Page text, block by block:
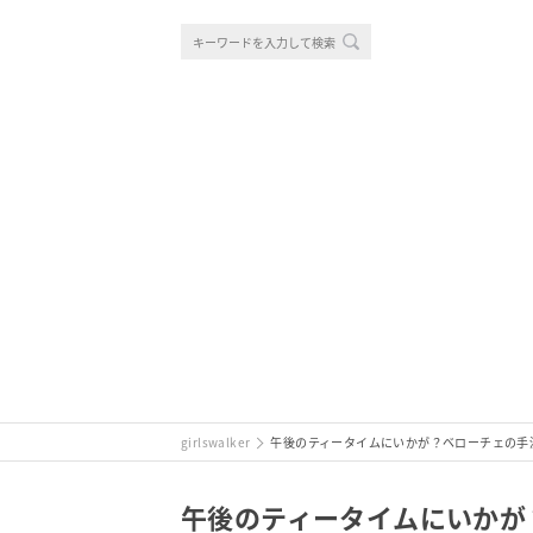
girlswalker 午後のティータイムにいかが？ベローチェの
午後のティータイムにいか